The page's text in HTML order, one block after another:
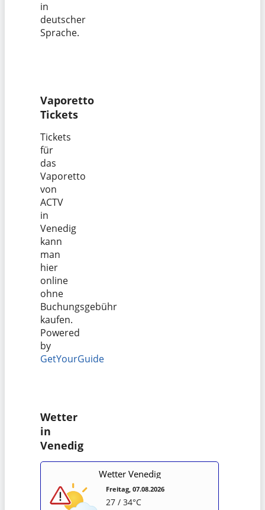
in
deutscher
Sprache.
Vaporetto
Tickets
Tickets
für
das
Vaporetto
von
ACTV
in
Venedig
kann
man
hier
online
ohne
Buchungsgebühr
kaufen.
Powered
by
GetYourGuide
Wetter
in
Venedig
Wetter Venedig
Freitag, 07.08.2026
27 / 34°C